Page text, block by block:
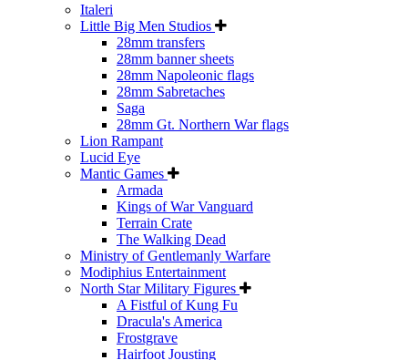
Italeri
Little Big Men Studios
28mm transfers
28mm banner sheets
28mm Napoleonic flags
28mm Sabretaches
Saga
28mm Gt. Northern War flags
Lion Rampant
Lucid Eye
Mantic Games
Armada
Kings of War Vanguard
Terrain Crate
The Walking Dead
Ministry of Gentlemanly Warfare
Modiphius Entertainment
North Star Military Figures
A Fistful of Kung Fu
Dracula's America
Frostgrave
Hairfoot Jousting